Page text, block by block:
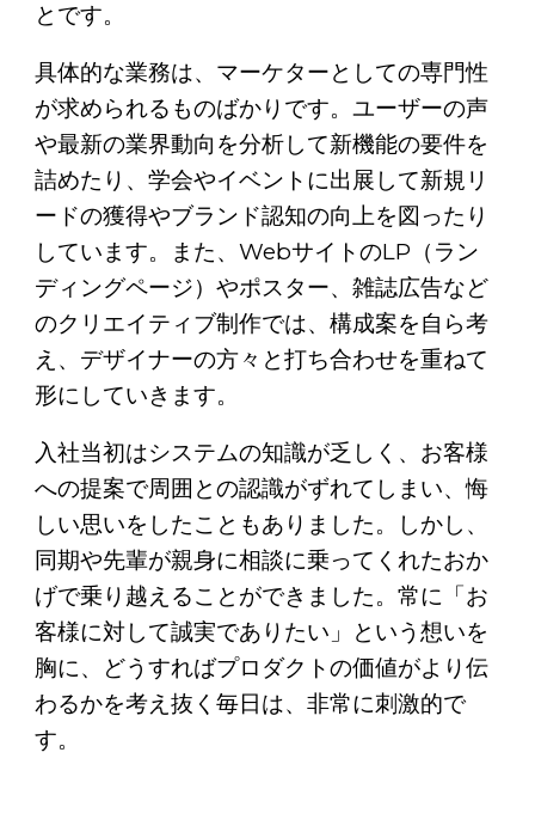
とです。
具体的な業務は、マーケターとしての専門性
が求められるものばかりです。ユーザーの声
や最新の業界動向を分析して新機能の要件を
詰めたり、学会やイベントに出展して新規リ
ードの獲得やブランド認知の向上を図ったり
しています。また、WebサイトのLP（ラン
ディングページ）やポスター、雑誌広告など
のクリエイティブ制作では、構成案を自ら考
え、デザイナーの方々と打ち合わせを重ねて
形にしていきます。
入社当初はシステムの知識が乏しく、お客様
への提案で周囲との認識がずれてしまい、悔
しい思いをしたこともありました。しかし、
同期や先輩が親身に相談に乗ってくれたおか
げで乗り越えることができました。常に「お
客様に対して誠実でありたい」という想いを
胸に、どうすればプロダクトの価値がより伝
わるかを考え抜く毎日は、非常に刺激的で
す。